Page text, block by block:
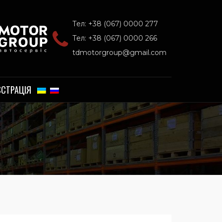
Тел: +38 (067) 0000 277
Тел: +38 (067) 0000 266
tdmotorgroup@gmail.com